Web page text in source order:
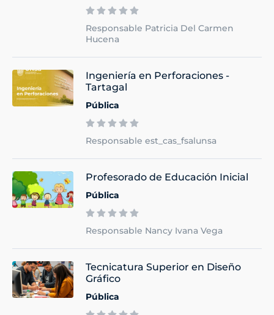
Responsable Patricia Del Carmen
Hucena
Ingeniería en Perforaciones -
Tartagal
Pública
Responsable est_cas_fsalunsa
Profesorado de Educación Inicial
Pública
Responsable Nancy Ivana Vega
Tecnicatura Superior en Diseño
Gráfico
Pública